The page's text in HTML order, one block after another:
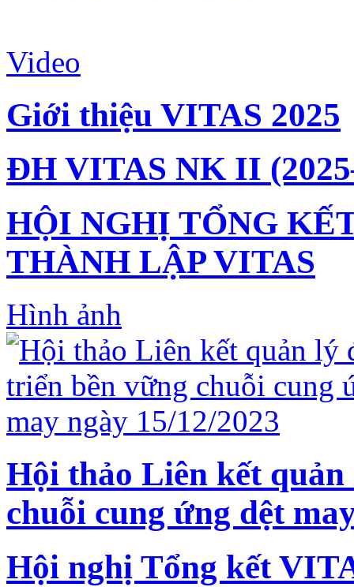
Video
Giới thiệu VITAS 2025
ĐH VITAS NK II
HỘI NGHỊ TỔNG
THÀNH LẬP VITAS
Hình ảnh
Hội thảo Liên kết
chuỗi cung ứng dệt
Hội nghị Tổng kết